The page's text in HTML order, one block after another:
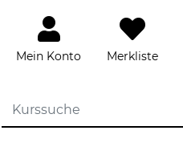
Mein Konto Merkliste